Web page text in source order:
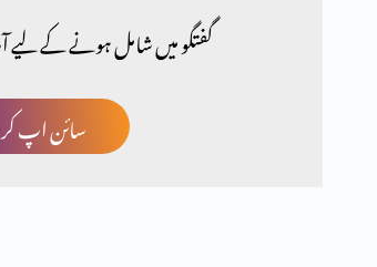
گفتگو میں شامل ہونے کے
سائن اپ